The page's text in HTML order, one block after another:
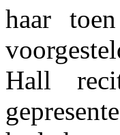
haar
Hall